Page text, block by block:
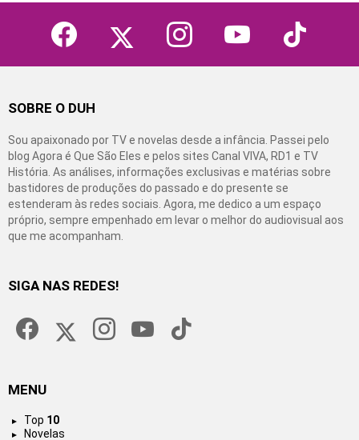
facebook instagram youtube tiktok
SOBRE O DUH
Sou apaixonado por TV e novelas desde a infância. Passei pelo
blog Agora é Que São Eles e pelos sites Canal VIVA, RD1 e TV
História. As análises, informações exclusivas e matérias sobre
bastidores de produções do passado e do presente se
estenderam às redes sociais. Agora, me dedico a um espaço
próprio, sempre empenhado em levar o melhor do audiovisual aos
que me acompanham.
SIGA NAS REDES!
MENU
Top 10
Novelas